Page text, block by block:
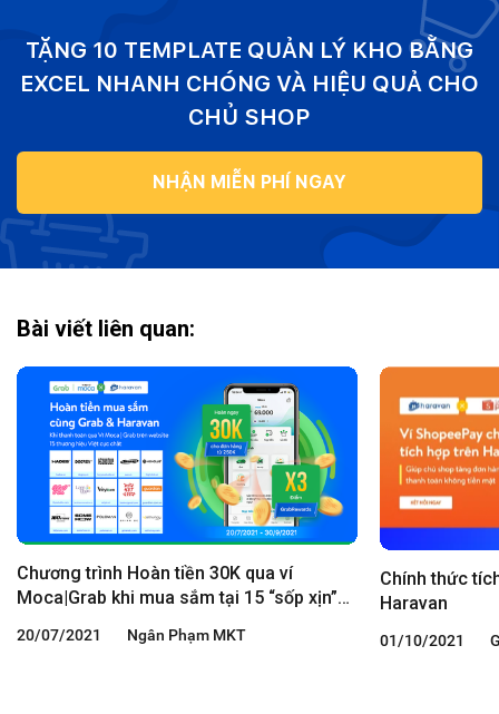
TẶNG 10 TEMPLATE QUẢN LÝ KHO BẰNG
EXCEL NHANH CHÓNG VÀ HIỆU QUẢ CHO
CHỦ SHOP
NHẬN MIỄN PHÍ NGAY
Bài viết liên quan:
Chương trình Hoàn tiền 30K qua ví
Moca|Grab khi mua sắm tại 15 “sốp xịn”
20/07/2021 Ngân Phạm MKT
Chính thức
Haravan
01/10/2021